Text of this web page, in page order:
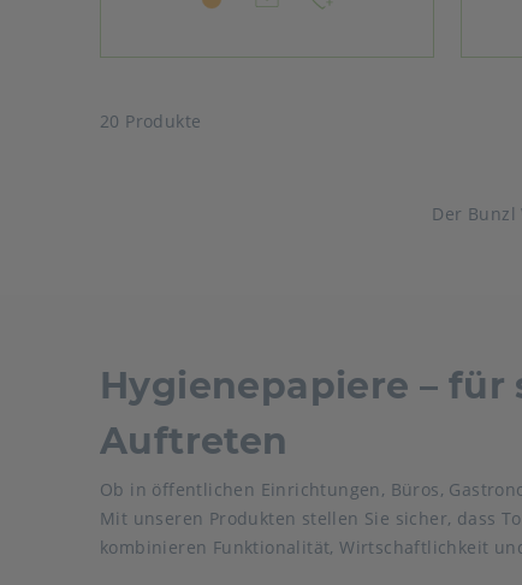
20 Produkte
Der
Hygienepapiere –
Auftreten
Ob in öffentlichen Einrichtungen, Büros,
Mit unseren Produkten stellen Sie sicher, dass
kombinieren Funktionalität, Wirtschaftlichkeit